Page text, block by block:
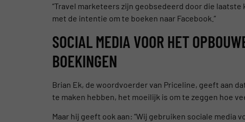
“Travel marketeers zijn geobsedeerd door die
met de intentie om te boeken naar Facebook.”
SOCIAL MEDIA VOOR HET
BOEKINGEN
Brian Ek, de woordvoerder van Priceline, geeft aan
te maken hebben, het moeilijk is om te zeggen hoe
Maar hij geeft ook aan: “Wij gebruiken sociale